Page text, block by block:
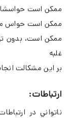
ممكن است
ممكن است حواس
ممكن است، بدون
غلبه
بر اين مشكالت
ارتباطات:
ناتواني در